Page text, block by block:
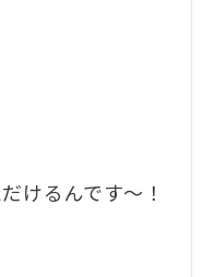
けるんです〜！